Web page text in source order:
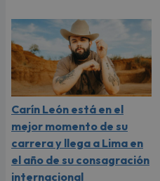
Carín León está en el
mejor momento de su
carrera y llega a Lima en
el año de su consagración
internacional